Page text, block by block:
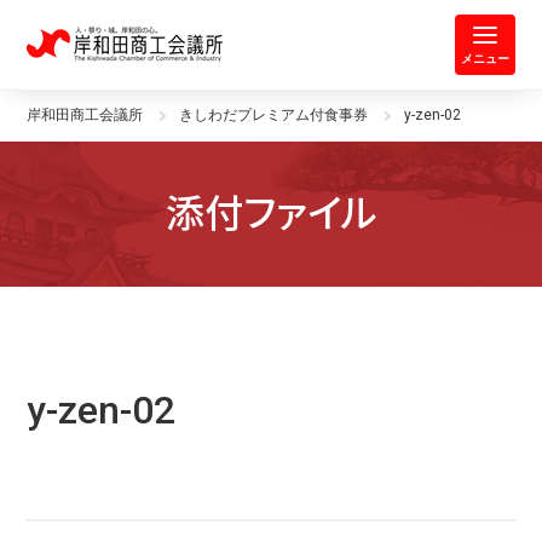
岸和田商工会議所 | 人・祭り・城。
メニュー
岸和田商工会議所 きしわだプレミアム付食事券 y-zen-02
添付ファイル
y-zen-02